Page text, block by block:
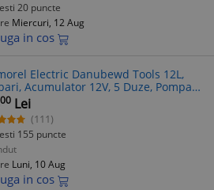
20 puncte
Miercuri, 12 Aug
in cos
Electric Danubewd Tools 12L,
Acumulator 12V, 5 Duze, Pompa
Regulator Presiune, Tija
00 Lei
(111)
155 puncte
Luni, 10 Aug
in cos